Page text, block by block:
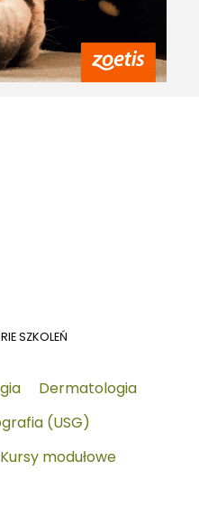
SZKOLEŃ
Dermatologia
(USG)
Kursy modułowe